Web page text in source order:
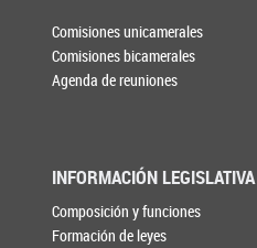
Comisiones unicamerales
Comisiones bicamerales
Agenda de reuniones
INFORMACIÓN LEGISLATIVA
Composición y funciones
Formación de leyes